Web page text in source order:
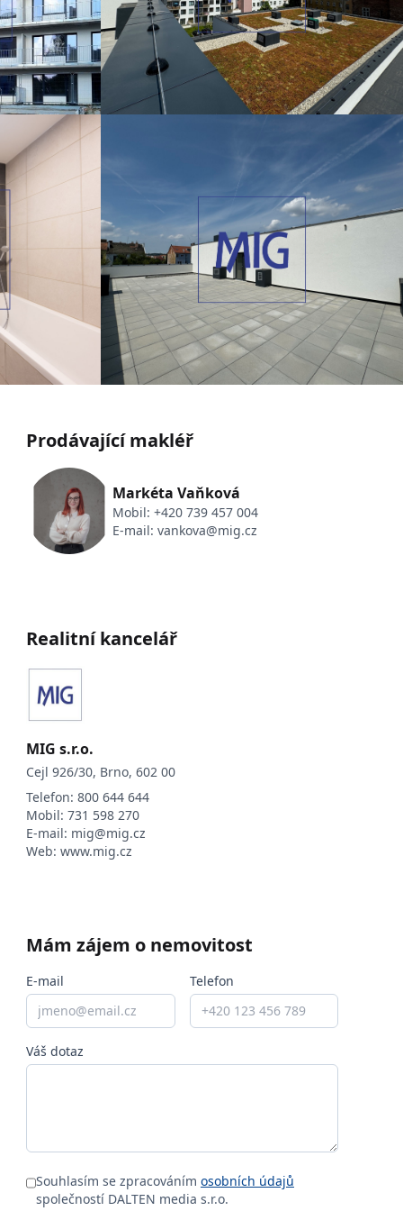
Prodávající makléř
Markéta Vaňková
Mobil:+420 739 457 004
E-mail:vankova@mig.cz
Realitní kancelář
MIG s.r.o.
Cejl 926/30, Brno, 602 00
Telefon:800 644 644
Mobil:731 598 270
E-mail: mig@mig.cz
Web:www.mig.cz
Mám zájem o nemovitost
E-mail Telefon
Váš dotaz
Souhlasím se zpracováním osobních údajů
společností DALTEN media s.r.o.